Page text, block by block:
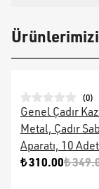
(0)
Genel Çadır
Metal, Çadır
Aparatı, 10 Adet
₺ 310.00₺